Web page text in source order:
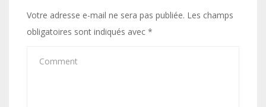
Votre adresse e-mail ne sera pas publiée. Les champs
obligatoires sont indiqués avec *